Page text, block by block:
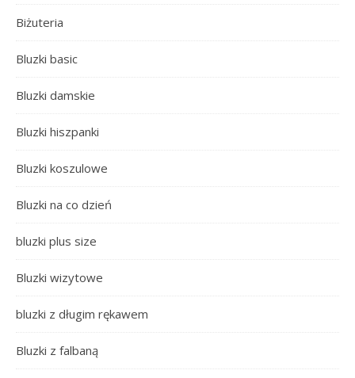
Biżuteria
Bluzki basic
Bluzki damskie
Bluzki hiszpanki
Bluzki koszulowe
Bluzki na co dzień
bluzki plus size
Bluzki wizytowe
bluzki z długim rękawem
Bluzki z falbaną